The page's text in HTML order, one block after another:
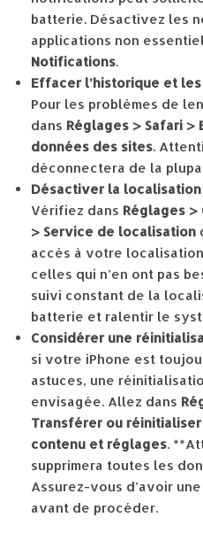
batterie. Désactivez les
applications non
Notifications.
Effacer l’historique et
Pour les problèmes de
dans Réglages > Safari
données des sites.
déconnectera de la
Désactiver la
Vérifiez dans Réglages
> Service de localisation
accès à votre
celles qui n’en ont pas
suivi constant de la
batterie et ralentir le
Considérer une
si votre iPhone est
astuces, une
envisagée. Allez dans
Transférer ou réinitialiser
contenu et réglages.
supprimera toutes les
Assurez-vous d’avoir
avant de procéder.